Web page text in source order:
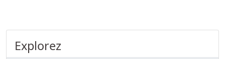
Explorez